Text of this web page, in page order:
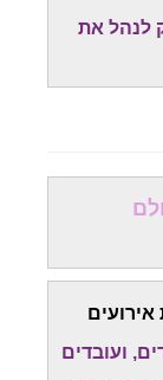
לנהל את
אירועים
ועובדים